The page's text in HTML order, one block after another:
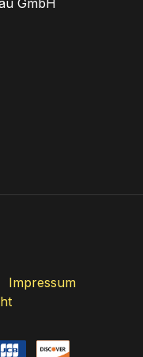
GmbH
Impressum